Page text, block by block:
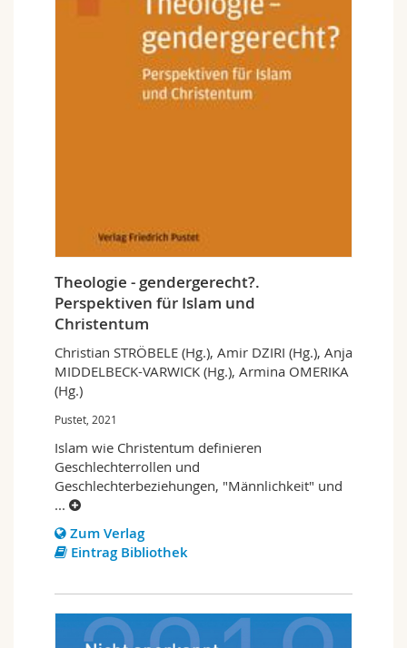
Theologie - gendergerecht?.
Perspektiven für Islam und
Christentum
Christian STRÖBELE (Hg.), Amir DZIRI (Hg.), Anja
MIDDELBECK-VARWICK (Hg.), Armina OMERIKA
(Hg.)
Pustet, 2021
Islam wie Christentum definieren
Geschlechterrollen und
Geschlechterbeziehungen, "Männlichkeit" und
...
Zum Verlag
Eintrag Bibliothek